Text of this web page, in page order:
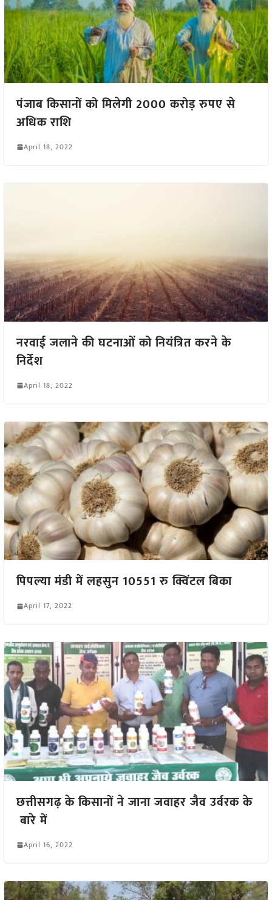
पंजाब किसानों को मिलेगी 2000 करोड़ रुपए से
अधिक राशि
April 18, 2022
नरवाई जलाने की घटनाओं को नियंत्रित करने के
निर्देश
April 18, 2022
पिपल्या मंडी में लहसुन 10551 रु क्विंटल बिका
April 17, 2022
छत्तीसगढ़ के किसानों ने जाना जवाहर जैव उर्वरक के
बारे में
April 16, 2022